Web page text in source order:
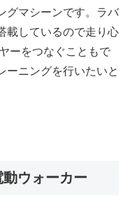
グマシーンです。ラバ
載しているので走り心
ーをつなぐこともで
ーニングを行いたいと
ウォーカー